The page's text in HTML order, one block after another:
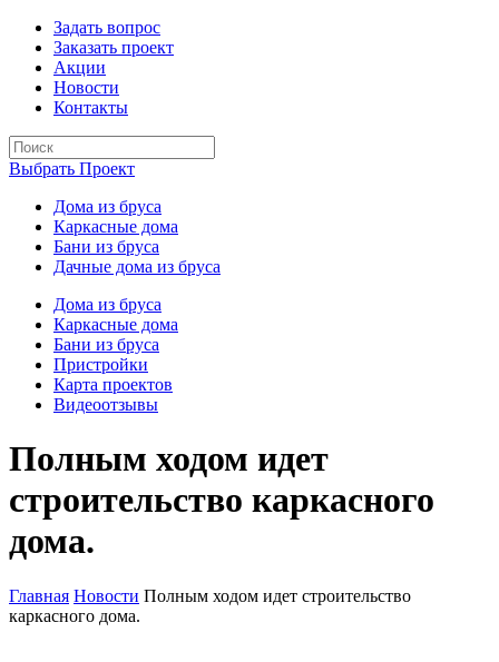
Задать вопрос
Заказать проект
Акции
Новости
Контакты
Выбрать Проект
Дома из бруса
Каркасные дома
Бани из бруса
Дачные дома из бруса
Дома из бруса
Каркасные дома
Бани из бруса
Пристройки
Карта проектов
Видеоотзывы
Полным ходом идет
строительство каркасного
дома.
Главная Новости Полным ходом идет строительство
каркасного дома.